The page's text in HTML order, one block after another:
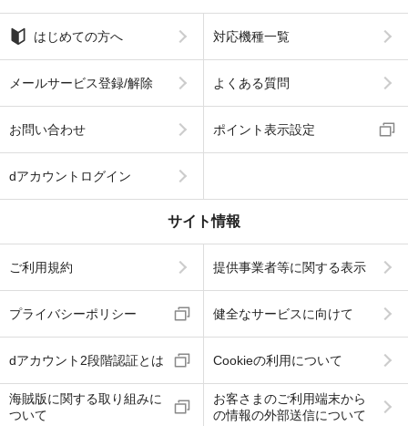
はじめての方へ 対応機種一覧
メールサービス登録/解除 よくある質問
お問い合わせ ポイント表示設定
dアカウントログイン
サイト情報
ご利用規約 提供事業者等に関する表示
プライバシーポリシー 健全なサービスに向けて
dアカウント2段階認証とは Cookieの利用について
海賊版に関する取り組みに
ついて
お客さまのご利用端末から
の情報の外部送信について